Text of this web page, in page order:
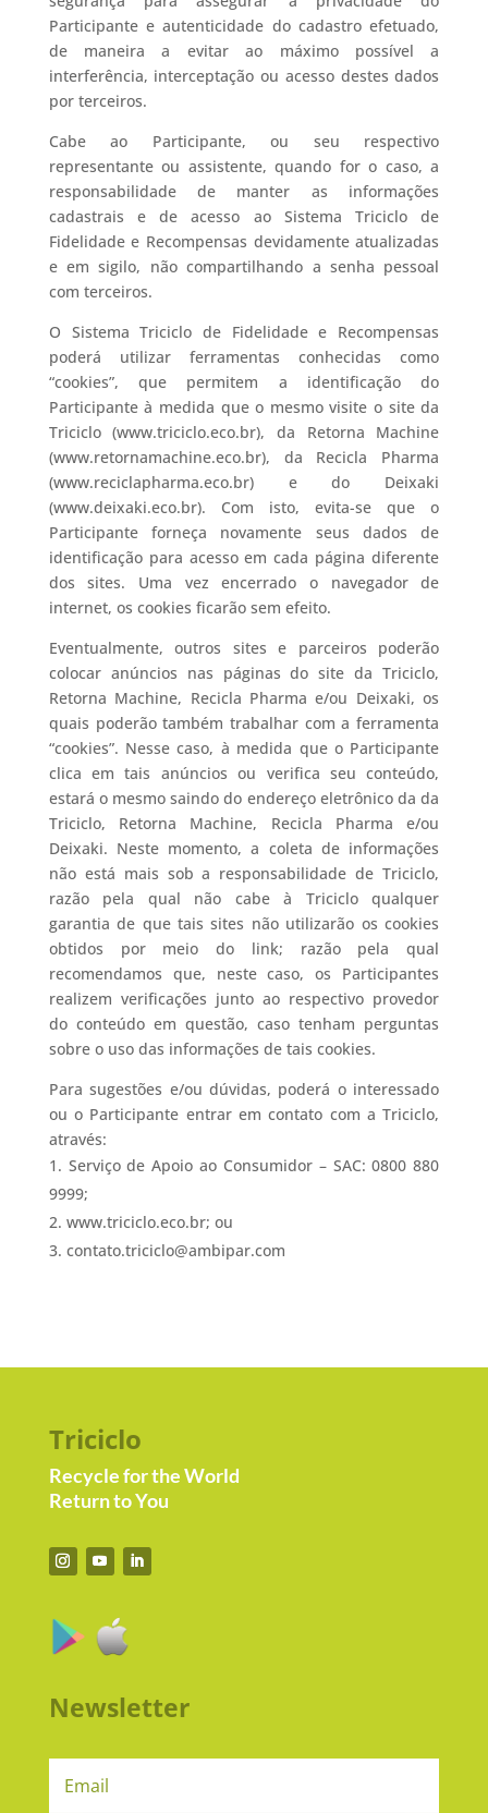
Participante e autenticidade do cadastro efetuado,
de maneira a evitar ao máximo possível a
interferência, interceptação ou acesso destes dados
por terceiros.
Cabe ao Participante, ou seu respectivo
representante ou assistente, quando for o caso, a
responsabilidade de manter as informações
cadastrais e de acesso ao Sistema Triciclo de
Fidelidade e Recompensas devidamente atualizadas
e em sigilo, não compartilhando a senha pessoal
com terceiros.
O Sistema Triciclo de Fidelidade e Recompensas
poderá utilizar ferramentas conhecidas como
“cookies”, que permitem a identificação do
Participante à medida que o mesmo visite o site da
Triciclo (www.triciclo.eco.br), da Retorna Machine
(www.retornamachine.eco.br), da Recicla Pharma
(www.reciclapharma.eco.br) e do Deixaki
(www.deixaki.eco.br). Com isto, evita-se que o
Participante forneça novamente seus dados de
identificação para acesso em cada página diferente
dos sites. Uma vez encerrado o navegador de
internet, os cookies ficarão sem efeito.
Eventualmente, outros sites e parceiros poderão
colocar anúncios nas páginas do site da Triciclo,
Retorna Machine, Recicla Pharma e/ou Deixaki, os
quais poderão também trabalhar com a ferramenta
“cookies”. Nesse caso, à medida que o Participante
clica em tais anúncios ou verifica seu conteúdo,
estará o mesmo saindo do endereço eletrônico da da
Triciclo, Retorna Machine, Recicla Pharma e/ou
Deixaki. Neste momento, a coleta de informações
não está mais sob a responsabilidade de Triciclo,
razão pela qual não cabe à Triciclo qualquer
garantia de que tais sites não utilizarão os cookies
obtidos por meio do link; razão pela qual
recomendamos que, neste caso, os Participantes
realizem verificações junto ao respectivo provedor
do conteúdo em questão, caso tenham perguntas
sobre o uso das informações de tais cookies.
Para sugestões e/ou dúvidas, poderá o interessado
ou o Participante entrar em contato com a Triciclo,
através:
Serviço de Apoio ao Consumidor – SAC: 0800 880
9999;
www.triciclo.eco.br; ou
contato.triciclo@ambipar.com
Triciclo
Recycle for the World
Return to You
Newsletter